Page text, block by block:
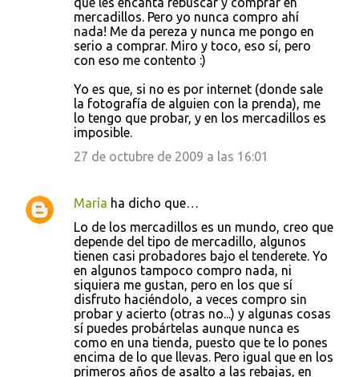
mercadillos. Pero yo nunca compro ahí
nada! Me da pereza y nunca me pongo en
serio a comprar. Miro y toco, eso sí, pero
con eso me contento :)
Yo es que, si no es por internet (donde sale
la fotografía de alguien con la prenda), me
lo tengo que probar, y en los mercadillos es
imposible.
27 de octubre de 2009 a las 16:01
María ha dicho que…
Lo de los mercadillos es un mundo, creo que
depende del tipo de mercadillo, algunos
tienen casi probadores bajo el tenderete. Yo
en algunos tampoco compro nada, ni
siquiera me gustan, pero en los que sí
disfruto haciéndolo, a veces compro sin
probar y acierto (otras no...) y algunas cosas
sí puedes probártelas aunque nunca es
como en una tienda, puesto que te lo pones
encima de lo que llevas. Pero igual que en los
primeros años de asalto a las rebajas, en